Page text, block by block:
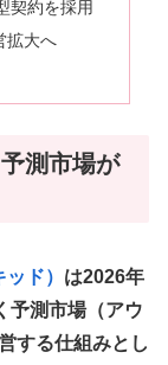
契約を採用
拡大へ
測市場が
ド） は2026年
予測市場（アウ
する仕組みとし